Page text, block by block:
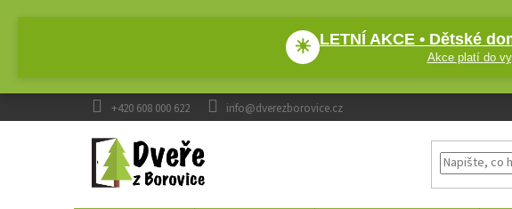
☀ LETNÍ AKCE • Dětské
Akce platí do
+420 608 000 622 info@dverezborovice.cz